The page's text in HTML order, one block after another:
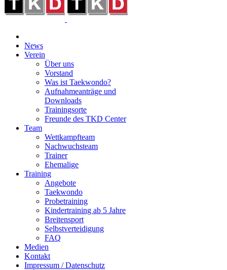
News
Verein
Über uns
Vorstand
Was ist Taekwondo?
Aufnahmeanträge und
Downloads
Trainingsorte
Freunde des TKD Center
Team
Wettkampfteam
Nachwuchsteam
Trainer
Ehemalige
Training
Angebote
Taekwondo
Probetraining
Kindertraining ab 5 Jahre
Breitensport
Selbstverteidigung
FAQ
Medien
Kontakt
Impressum / Datenschutz